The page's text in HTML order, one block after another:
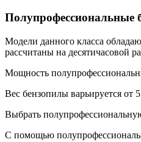
Полупрофессиональные
Модели данного класса
рассчитаны на десятичасовой
Мощность
Вес бензопилы варьируется от
Выбрать
С помощью